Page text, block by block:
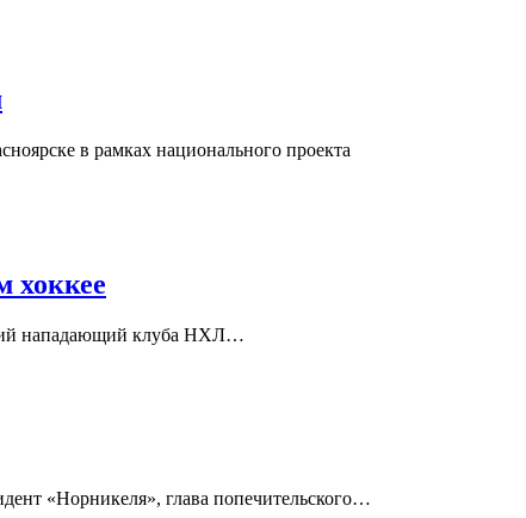
в рамках национального проекта
хоккее
нападающий клуба НХЛ…
«Норникеля», глава попечительского…